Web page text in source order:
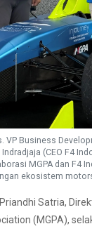
VP Business
(CEO F4
MGPA dan F4
ekosistem
Satria,
(MGPA),